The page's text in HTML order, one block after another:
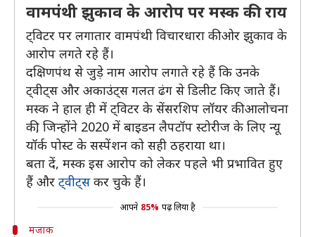
वामपंथी झुकाव के आरोप पर मस्क की राय
ट्विटर पर लगातार वामपंथी विचारधारा की ओर झुकाव के
आरोप लगते रहे हैं।
दक्षिणपंथ से जुड़े नाम आरोप लगाते रहे हैं कि उनके
ट्वीट्स और अकाउंट्स गलत ढंग से डिलीट किए जाते हैं।
मस्क ने हाल ही में ट्विटर के सेंसरशिप लॉयर की आलोचना
की, जिन्होंने 2020 में बाइडन लैपटॉप स्टोरीज के लिए न्यू
यॉर्क पोस्ट के सस्पेंशन को सही ठहराया था।
बता दें, मस्क इस आरोप को लेकर पहले भी प्रभावित हुए
हैं और ट्वीट्सकर चुके हैं।
आपने 85% पढ़ लिया है
मजाक